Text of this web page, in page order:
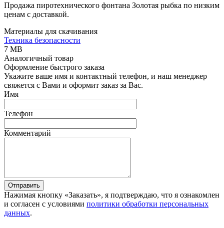
Продажа пиротехнического фонтана Золотая рыбка по низким
ценам с доставкой.
Материалы для скачивания
Техника безопасности
7 MB
Аналогичный товар
Оформление быстрого заказа
Укажите ваше имя и контактный телефон, и наш менеджер
свяжется с Вами и оформит заказ за Вас.
Имя
Телефон
Комментарий
Отправить
Нажимая кнопку «Заказать», я подтверждаю, что я ознакомлен
и согласен с условиями политики обработки персональных
данных.